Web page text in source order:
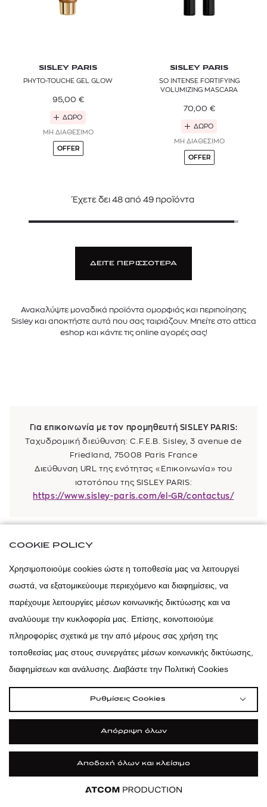
SISLEY PARIS
PHYTO-TOUCHE GEL GLOW
95,00 €
ΔΩΡΟ
ΜΗ ΔΙΑΘΕΣΙΜΟ
OFFER
SISLEY PARIS
SO INTENSE FORTIFYING
VOLUMIZING MASCARA
70,00 €
ΔΩΡΟ
ΜΗ ΔΙΑΘΕΣΙΜΟ
OFFER
Έχετε δει 48 από 49 προϊόντα
ΔΕΙΤΕ ΠΕΡΙΣΣΟΤΕΡΑ
Ανακαλύψτε μοναδικά προϊόντα ομορφιάς και περιποίησης
Sisley και αποκτήστε αυτά που σας ταιριάζουν. Μπείτε στο attica
eshop και κάντε τις online αγορές σας!
Για επικοινωνία με τον προμηθευτή SISLEY PARIS:
Ταχυδρομική διεύθυνση: C.F.E.B. Sisley, 3 avenue de
Friedland, 75008 Paris France
Διεύθυνση URL της ενότητας «Επικοινωνία» του
ιστοτόπου της SISLEY PARIS:
https://www.sisley-paris.com/el-GR/contactus/
ΚΑΤΑΣΤΗΜΑΤΑ
ΕΞΥΠΗΡΕΤΗΣΗ ΠΕΛΑΤΩΝ
ΣΧΕΤΙΚΑ ΜΕ ΕΜΑΣ
Newsletter
Αποδέχομαι τουςΌρους χρήσης& τηνΠολιτική προσωπικών
COOKIE POLICY
Χρησιμοποιούμε cookies ώστε η τοποθεσία μας να λειτουργεί
σωστά, να εξατομικεύουμε περιεχόμενο και διαφημίσεις, να
παρέχουμε λειτουργίες μέσων κοινωνικής δικτύωσης και να
αναλύουμε την κυκλοφορία μας. Επίσης, κοινοποιούμε
πληροφορίες σχετικά με την από μέρους σας χρήση της
τοποθεσίας μας στους συνεργάτες μέσων κοινωνικής δικτύωσης,
διαφημίσεων και ανάλυσης. Διαβάστε την Πολιτική Cookies
Ρυθμίσεις Cookies
Απόρριψη όλων
Αποδοχή όλων και κλείσιμο